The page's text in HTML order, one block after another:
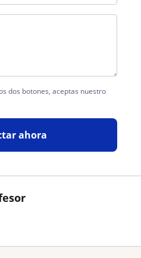
dos botones, aceptas nuestro
ahora